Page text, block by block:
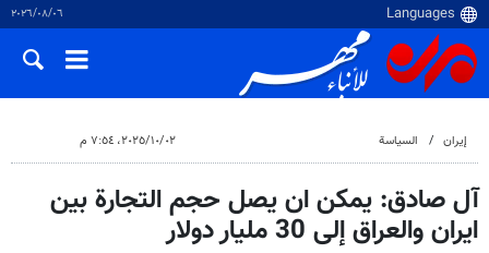
٠٦‏/٠٨‏/٢٠٢٦
إيران السياسة ٠٢‏/١٠‏/٢٠٢٥، ٧:٥٤ م
آل صادق: يمكن ان يصل حجم التجارة بين
ايران والعراق إلى 30 مليار دولار